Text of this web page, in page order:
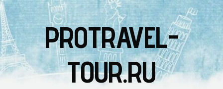
PROTRAVEL-
TOUR.RU